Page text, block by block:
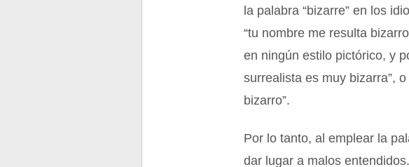
la palabra “bizarre” en los
“tu nombre me resulta
en ningún estilo pictórico, y
surrealista es muy bizarra”,
bizarro”.
Por lo tanto, al emplear la
dar lugar a malos